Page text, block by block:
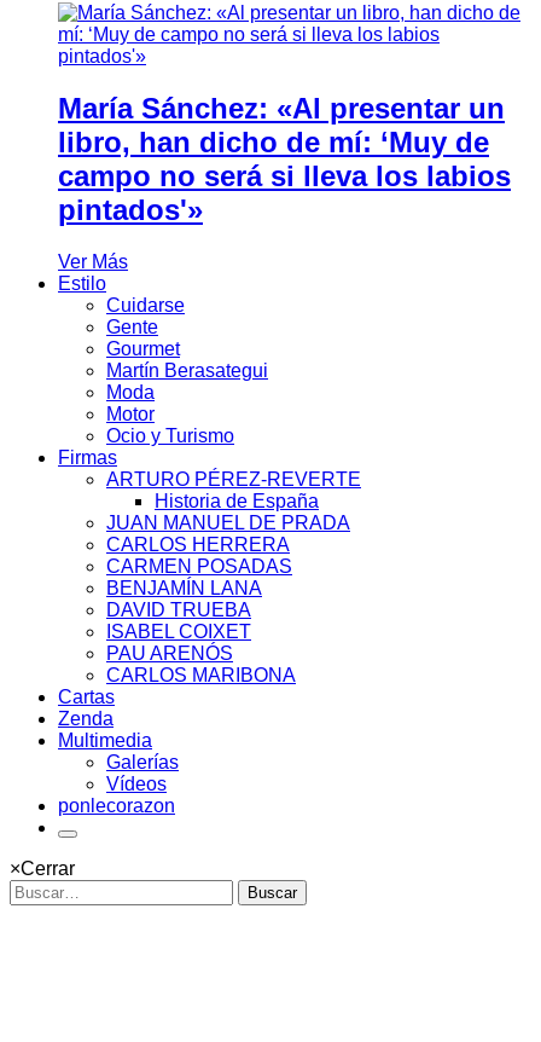
María Sánchez: «Al presentar un
libro, han dicho de mí: ‘Muy de
campo no será si lleva los labios
pintados'»
Ver Más
Estilo
Cuidarse
Gente
Gourmet
Martín Berasategui
Moda
Motor
Ocio y Turismo
Firmas
ARTURO PÉREZ-REVERTE
Historia de España
JUAN MANUEL DE PRADA
CARLOS HERRERA
CARMEN POSADAS
BENJAMÍN LANA
DAVID TRUEBA
ISABEL COIXET
PAU ARENÓS
CARLOS MARIBONA
Cartas
Zenda
Multimedia
Galerías
Vídeos
ponlecorazon
×Cerrar
Buscar